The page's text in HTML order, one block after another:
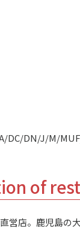
DC/DN/J/M/
of
営店。鹿児島の